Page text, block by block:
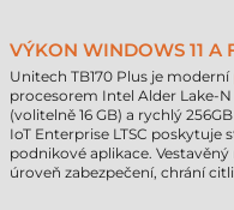
VÝKON WINDOWS 11 A
Unitech TB170 Plus je moderní
procesorem Intel Alder Lake-
(volitelně 16 GB) a rychlý
IoT Enterprise LTSC
podnikové aplikace.
úroveň zabezpečení, chrání